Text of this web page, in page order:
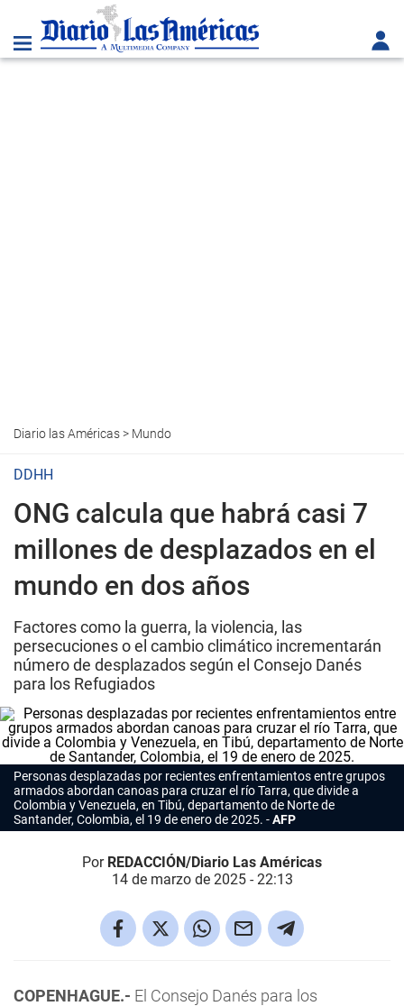
Diario las Américas> Mundo
DDHH
ONG calcula que habrá casi 7
millones de desplazados en el
mundo en dos años
Factores como la guerra, la violencia, las
persecuciones o el cambio climático incrementarán
número de desplazados según el Consejo Danés
para los Refugiados
Personas desplazadas por recientes enfrentamientos entre grupos
armados abordan canoas para cruzar el río Tarra, que divide a
Colombia y Venezuela, en Tibú, departamento de Norte de
Santander, Colombia, el 19 de enero de 2025.
AFP
Por REDACCIÓN/Diario Las Américas
14 de marzo de 2025 - 22:13
COPENHAGUE.- El Consejo Danés para los